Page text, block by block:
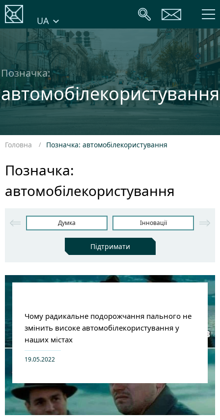
UA
Позначка:
автомобілекористування
Головна Позначка: автомобілекористування
Позначка:
автомобілекористування
Думка Інновації
Підтримати
Чому радикальне подорожчання пального не
змінить високе автомобілекористування у
наших містах
19.05.2022